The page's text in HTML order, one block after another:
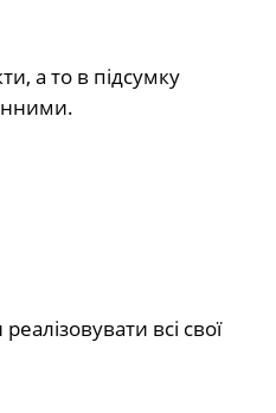
а то в підсумку
всі свої